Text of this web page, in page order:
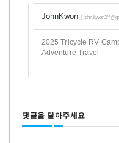
JohnKwon (
2025 Tricycle RV
Adventure Travel
댓글을 달아주세요